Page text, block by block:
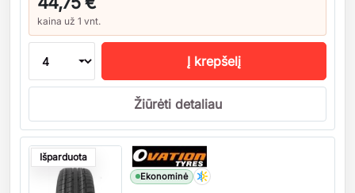
kaina už 1 vnt.
Į krepšelį
Žiūrėti detaliau
Išparduota
Ekonominė
Kiekis